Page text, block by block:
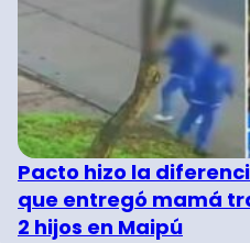
Pacto hizo la
que entregó mamá
2 hijos en Maipú